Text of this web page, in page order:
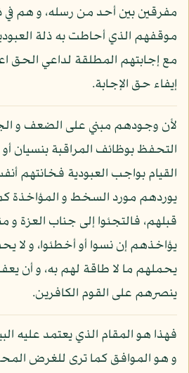
مفرقين بين أحد من رسله، و هم
موقفهم الذي أحاطت به ذلة
مع إجابتهم المطلقة لداعي الحق
إيفاء حق الإجابة.
لأن وجودهم مبني على الضعف و
التحفظ بوظائف المراقبة بنسيان
القيام بواجب العبودية فخانتهم
يوردهم مورد السخط و المؤاخذة
قبلهم، فالتجئوا إلى جناب العزة و
يؤاخذهم إن نسوا أو أخطئوا، و لا
يحملهم ما لا طاقة لهم به، و أن
ينصرهم على القوم الكافرين.
فهذا هو المقام الذي يعتمد عليه
و هو الموافق كما ترى للغرض